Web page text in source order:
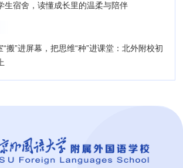
生宿舍，读懂成长里的温柔与陪伴
搬”进屏幕，把思维“种”进课堂：北外附校初